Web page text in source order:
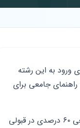
ورود به این رشته
جامعی برای
ساختار کنکور در سال‌های اخیر تغییرات بنیادینی داشت. اکنون سوابق تحصیلی تاثیر قطعی ۶۰ درصدی در قبولی